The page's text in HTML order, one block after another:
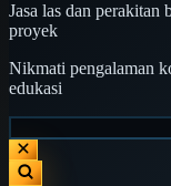
Jasa las dan perakitan
proyek
Nikmati pengalaman
edukasi